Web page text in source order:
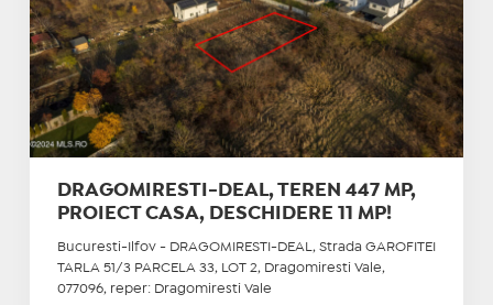
DRAGOMIRESTI-DEAL, TEREN 447 MP,
PROIECT CASA, DESCHIDERE 11 MP!
Bucuresti-Ilfov - DRAGOMIRESTI-DEAL, Strada GAROFITEI
TARLA 51/3 PARCELA 33, LOT 2, Dragomiresti Vale,
077096, reper: Dragomiresti Vale